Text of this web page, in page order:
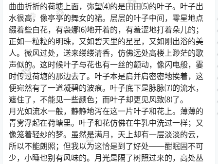
曲曲折折的荷塘上面，弥望⑷的是田田⑸的叶子。叶子出
水很高，像亭亭的舞女的裙。层层的叶子中间，零星地点
缀着些白花，有袅娜⑹地开着的，有羞涩地打着朵儿的；
正如一粒粒的明珠，又如碧天里的星星，又如刚出浴的美
人。微风过处，送来缕缕清香，仿佛远处高楼上渺茫的歌
声似的。这时候叶子与花也有一丝的颤动，像闪电般，霎
时传过荷塘的那边去了。叶子本是肩并肩密密地挨着，这
便宛然有了一道凝碧的波痕。叶子底下是脉脉⑺的流水，
遮住了，不能见一些颜色；而叶子却更见风致⑻了。
月光如流水一般，静静地泻在这一片叶子和花上。薄薄的
青雾浮起在荷塘里。叶子和花仿佛在牛乳中洗过一样；又
像笼着轻纱的梦。虽然是满月，天上却有一层淡淡的云，
所以不能朗照；但我以为这恰是到了好处——酣眠固不可
少，小睡也别有风味的。月光是隔了树照过来的，高处丛